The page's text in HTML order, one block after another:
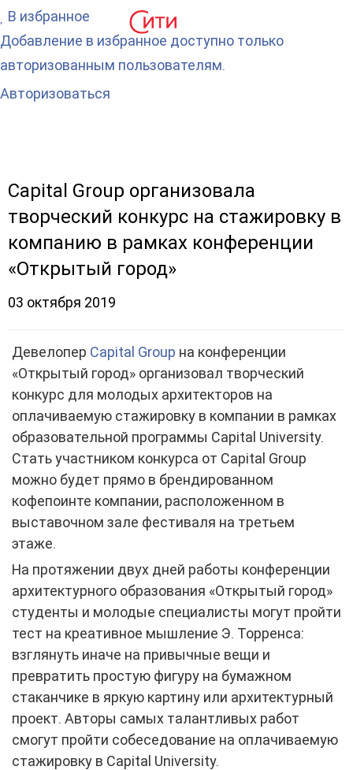
Capital Group организовала
творческий конкурс на стажировку в
компанию в рамках конференции
«Открытый город»
03 октября 2019
Девелопер Capital Group на конференции
«Открытый город» организовал творческий
конкурс для молодых архитекторов на
оплачиваемую стажировку в компании в рамках
образовательной программы Capital University.
Стать участником конкурса от Capital Group
можно будет прямо в брендированном
кофепоинте компании, расположенном в
выставочном зале фестиваля на третьем
этаже.
На протяжении двух дней работы конференции
архитектурного образования «Открытый город»
студенты и молодые специалисты могут пройти
тест на креативное мышление Э. Торренса:
взглянуть иначе на привычные вещи и
превратить простую фигуру на бумажном
стаканчике в яркую картину или архитектурный
проект. Авторы самых талантливых работ
смогут пройти собеседование на оплачиваемую
стажировку в Capital University.
В избранное
Добавление в избранное доступно только
авторизованным пользователям.
Авторизоваться